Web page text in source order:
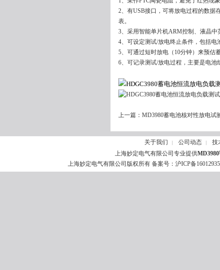
2、有USB接口，可将放电过程的数据
表。
3、采用智能单片机ARM控制、液晶
4、可设定测试/放电终止条件，包括
5、可通过短时放电（10分钟）来预估
6、可记录测试/放电过程，主要是电
上一篇： MD3980蓄电池核对性放电试
关于我们 | 公司动态 |
技
上海妙定电气有限公司专业提供
上海妙定电气有限公司版权所有 备案号： 沪ICP备